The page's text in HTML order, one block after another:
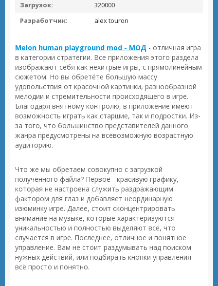
Загрузок:
320000
Разработчик:
alex touron
Melon human playground mod - МОД - отличная игра
в категории стратегии. Все приложения этого раздела
изображают себя как нехитрые игры, с прямолинейным
сюжетом. Но вы обретёте большую массу
удовольствия от красочной картинки, разнообразной
мелодии и стремительности происходящего в игре.
Благодаря внятному контролю, в приложение имеют
возможность играть как старшие, так и подростки. Из-
за того, что большинство представителей данного
жанра предусмотрены на всевозможную возрастную
аудиторию.
Что же мы обретаем совокупно с загрузкой
полученного файла? Первое - красивую графику,
которая не настроена служить раздражающим
фактором для глаз и добавляет неординарную
изюминку игре. Далее, стоит сконцентрировать
внимание на музыке, которые характеризуются
уникальностью и полностью выделяют всё, что
случается в игре. Последнее, отличное и понятное
управление. Вам не стоит раздумывать над поиском
нужных действий, или подбирать кнопки управления -
всё просто и понятно.